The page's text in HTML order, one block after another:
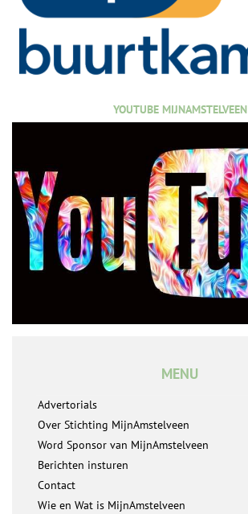
YOUTUBE MIJNAMSTELVEEN
MENU
Advertorials
Over Stichting MijnAmstelveen
Word Sponsor van MijnAmstelveen
Berichten insturen
Contact
Wie en Wat is MijnAmstelveen